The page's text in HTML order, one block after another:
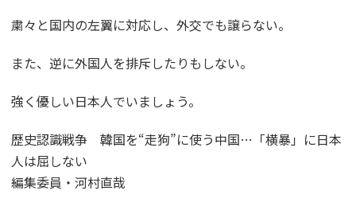
粛々と国内の左翼に対応し、外交でも譲らない。
また、逆に外国人を排斥したりもしない。
強く優しい日本人でいましょう。
歴史認識戦争 韓国を“走狗”に使う中国…「横暴」に日本
人は屈しない
編集委員・河村直哉